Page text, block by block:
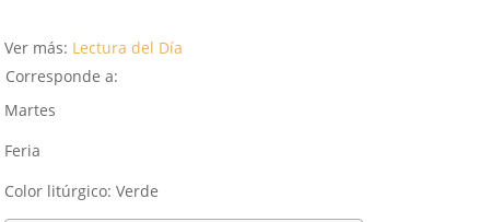
Ver más: Lectura del Día
Corresponde a:
Martes
Feria
Color litúrgico: Verde